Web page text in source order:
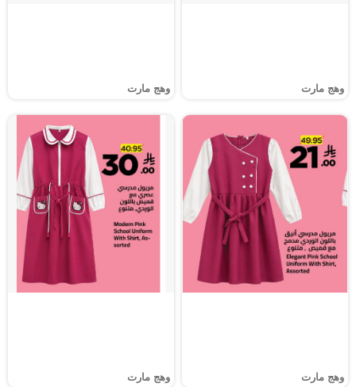
وهج مارت وهج مارت
وهج مارت وهج مارت